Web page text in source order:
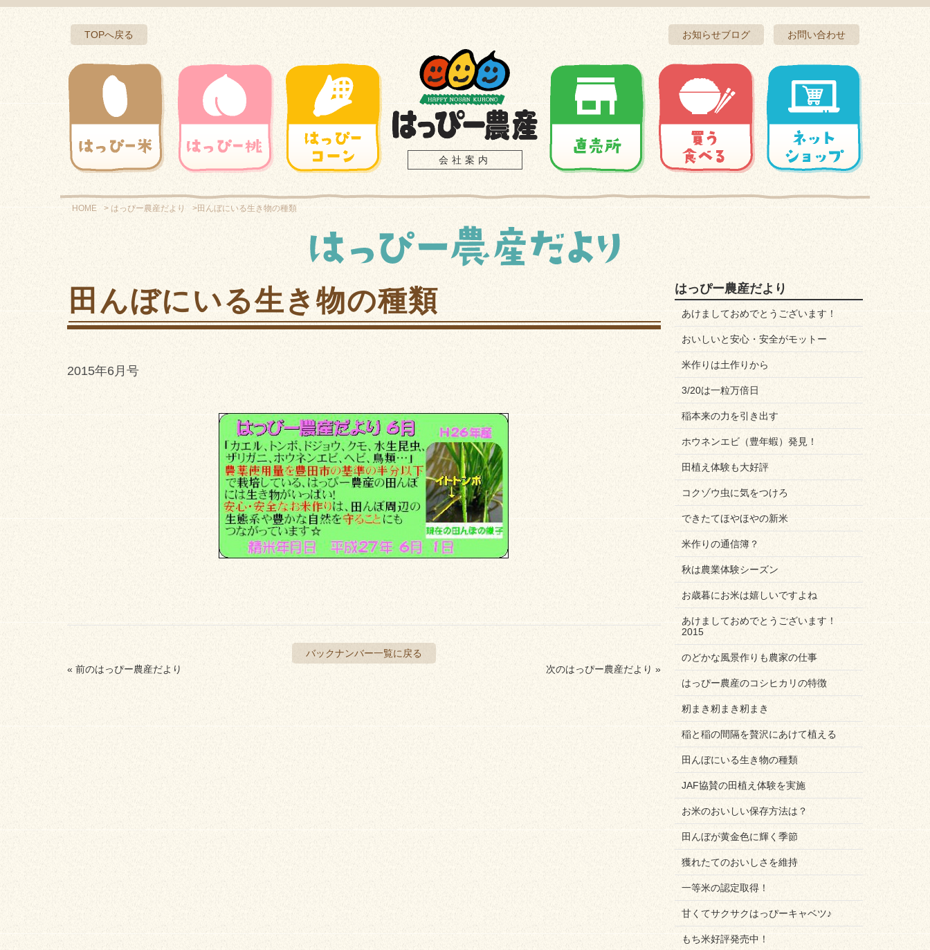
TOPへ戻る お知らせブログ お問い合わせ
会社案内
HOME はっぴー農産だより 田んぼにいる生き物の種類
田んぼにいる生き物の種類
2015年6月号
バックナンバー一覧に戻る
« 前のはっぴー農産だより
次のはっぴー農産だより »
はっぴー農産だより
あけましておめでとうございます！
おいしいと安心・安全がモットー
米作りは土作りから
3/20は一粒万倍日
稲本来の力を引き出す
ホウネンエビ（豊年蝦）発見！
田植え体験も大好評
コクゾウ虫に気をつけろ
できたてほやほやの新米
米作りの通信簿？
秋は農業体験シーズン
お歳暮にお米は嬉しいですよね
あけましておめでとうございます！
2015
のどかな風景作りも農家の仕事
はっぴー農産のコシヒカリの特徴
籾まき籾まき籾まき
稲と稲の間隔を贅沢にあけて植える
田んぼにいる生き物の種類
JAF協賛の田植え体験を実施
お米のおいしい保存方法は？
田んぼが黄金色に輝く季節
獲れたてのおいしさを維持
一等米の認定取得！
甘くてサクサクはっぴーキャベツ♪
もち米好評発売中！